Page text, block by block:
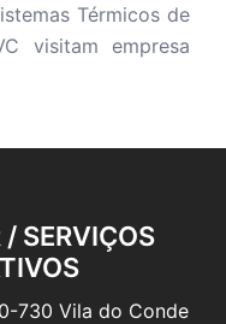
Térmicos de
visitam empresa
SERVIÇOS
730 Vila do Conde